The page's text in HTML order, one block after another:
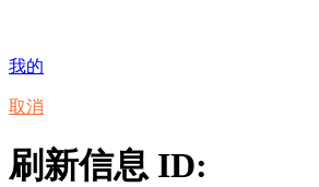
我的
取消
刷新信息 ID: